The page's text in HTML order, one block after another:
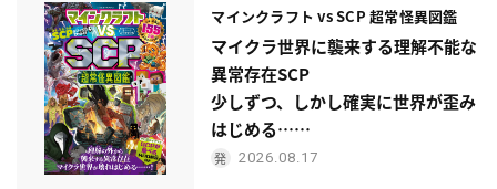
マインクラフト vs SCP 超常怪異図鑑
マイクラ世界に襲来する理解不能な
異常存在SCP
少しずつ、しかし確実に世界が歪み
はじめる……
2026.08.17